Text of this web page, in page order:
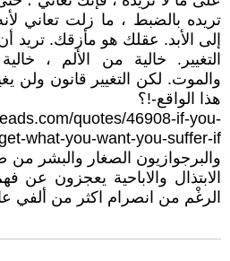
تريده بالضبط ، ما زلت تعاني
إلى الأبد. عقلك هو مأزقك. تريد
التغيير. خالية من الألم ،
والموت. لكن التغيير قانون ولن
هذا الواقع-!؟
quotes/46908-if-you-
what-you-want-you-suffer-if
والبرجوازيون الصغار والبشر
الابتذال والاباحية يعجزون
الرغْم من انصرام اكثر من ألفي